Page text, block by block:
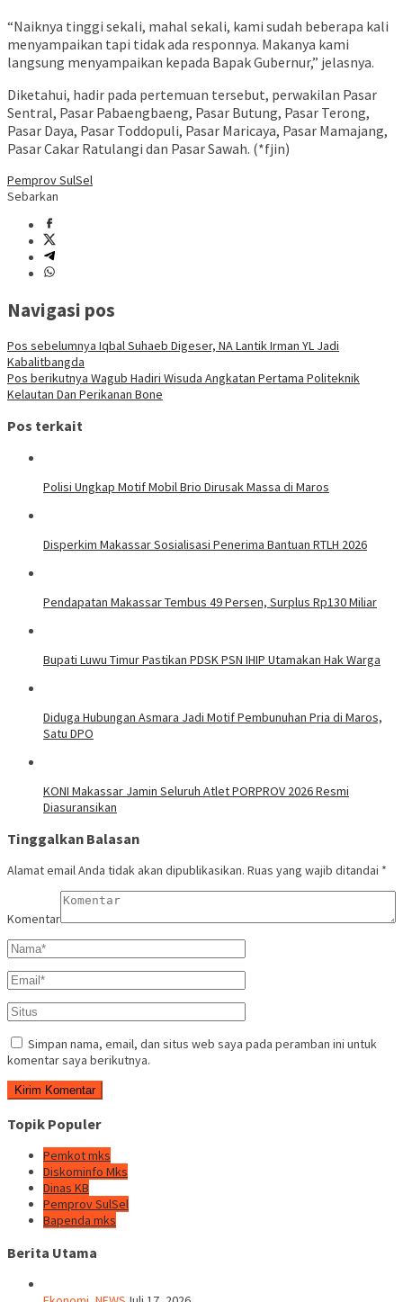
“Naiknya tinggi sekali, mahal sekali, kami sudah beberapa kali
menyampaikan tapi tidak ada responnya. Makanya kami
langsung menyampaikan kepada Bapak Gubernur,” jelasnya.
Diketahui, hadir pada pertemuan tersebut, perwakilan Pasar
Sentral, Pasar Pabaengbaeng, Pasar Butung, Pasar Terong,
Pasar Daya, Pasar Toddopuli, Pasar Maricaya, Pasar Mamajang,
Pasar Cakar Ratulangi dan Pasar Sawah. (*fjin)
Pemprov SulSel
Sebarkan
Navigasi pos
Pos sebelumnya Iqbal Suhaeb Digeser, NA Lantik Irman YL Jadi
Kabalitbangda
Pos berikutnya Wagub Hadiri Wisuda Angkatan Pertama Politeknik
Kelautan Dan Perikanan Bone
Pos terkait
Polisi Ungkap Motif Mobil Brio Dirusak Massa di Maros
Disperkim Makassar Sosialisasi Penerima Bantuan RTLH 2026
Pendapatan Makassar Tembus 49 Persen, Surplus Rp130 Miliar
Bupati Luwu Timur Pastikan PDSK PSN IHIP Utamakan Hak Warga
Diduga Hubungan Asmara Jadi Motif Pembunuhan Pria di Maros,
Satu DPO
KONI Makassar Jamin Seluruh Atlet PORPROV 2026 Resmi
Diasuransikan
Tinggalkan Balasan
Alamat email Anda tidak akan dipublikasikan. Ruas yang wajib ditandai *
Komentar
Simpan nama, email, dan situs web saya pada peramban ini untuk
komentar saya berikutnya.
Topik Populer
Pemkot mks
Diskominfo Mks
Dinas KB
Pemprov SulSel
Bapenda mks
Berita Utama